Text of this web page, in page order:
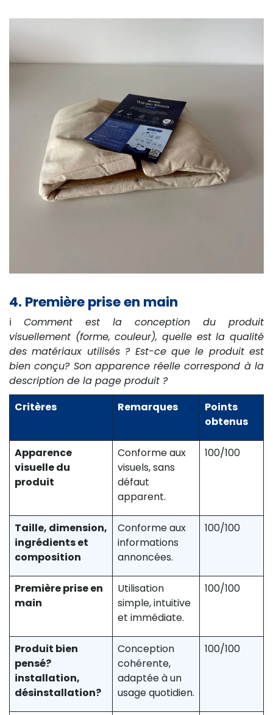
4. Première prise en main
ℹ️ Comment est la conception du produit
visuellement (forme, couleur), quelle est la qualité
des matériaux utilisés ? Est-ce que le produit est
bien conçu? Son apparence réelle correspond à la
description de la page produit ?
Critères
Remarques
Points
obtenus
Apparence
visuelle du
produit
Conforme aux
visuels, sans
défaut
apparent.
100/100
Taille, dimension,
ingrédients et
composition
Conforme aux
informations
annoncées.
100/100
Première prise en
main
Utilisation
simple, intuitive
et immédiate.
100/100
Produit bien
pensé?
installation,
désinstallation?
Conception
cohérente,
adaptée à un
usage quotidien.
100/100